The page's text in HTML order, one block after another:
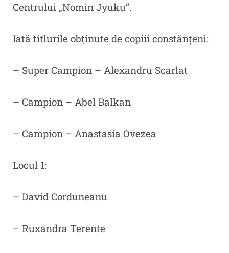
Centrului „Nomin Jyuku”.
Iată titlurile obținute de copiii constănțeni:
– Super Campion – Alexandru Scarlat
– ⁠Campion – Abel Balkan
– ⁠Campion – Anastasia Ovezea
Locul 1:
– David Corduneanu
– ⁠Ruxandra Terente